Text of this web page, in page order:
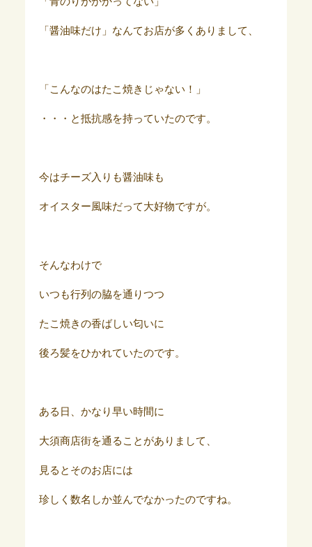
「醤油味だけ」なんてお店が多くありまして、
「こんなのはたこ焼きじゃない！」
・・・と抵抗感を持っていたのです。
今はチーズ入りも醤油味も
オイスター風味だって大好物ですが。
そんなわけで
いつも行列の脇を通りつつ
たこ焼きの香ばしい匂いに
後ろ髪をひかれていたのです。
ある日、かなり早い時間に
大須商店街を通ることがありまして、
見るとそのお店には
珍しく数名しか並んでなかったのですね。